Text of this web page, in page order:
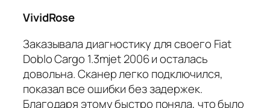
VividRose
Заказывала диагностику для своего Fiat
Doblo Cargo 1.3mjet 2006 и осталась
довольна. Сканер легко подключился,
показал все ошибки без задержек.
Благодаря этому быстро поняла, что было